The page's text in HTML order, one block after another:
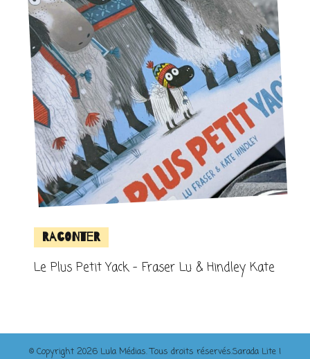
Raconter
Le Plus Petit Yack – Fraser Lu & Hindley Kate
© Copyright 2026 Lula Médias. Tous droits réservés.Sarada Lite |